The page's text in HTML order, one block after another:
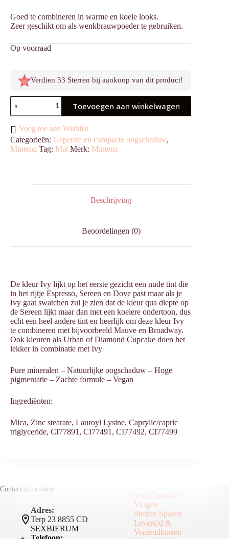
Goed te combineren in warme en koele looks.
Zeer geschikt om als wenkbrauwpoeder te gebruiken.
Op voorraad
Verdien 33 Sterren bij aankoop van dit product!
Oogschaduw
Geperst
Ivy
aantal
Toevoegen aan winkelwagen
Voeg toe aan Wishlist
Categorieën: Geperste en compacte oogschaduw,
Mintenz Tag: Mat Merk: Mintenz
Beschrijving
Beoordelingen (0)
De kleur Ivy lijkt op het eerste gezicht een nude tint die
in het rijtje Espresso, Sereen en Dove past maar als je
Ivy gaat swatchen zul je zien dat de kleur qua diepte op
de Sereen lijkt maar dan met een koelere ondertoon, dus
echt een heel andere tint en heerlijk om deze kleur Ivy
te combineren met bijvoorbeeld Mauve en Broadway.
Ook kleuren als Urban of Diamond Cupcake doen het
lekker in combinatie met Ivy
Pure mineralen – ⁠Natuurlijke oogschaduw – ⁠Hoge
pigmentatie – ⁠Zachte formule – Vegan
Ingrediënten:
Mica, Zinc stearate, Lauroyl Lysine, Caprylic/capric
triglyceride, CI77891, CI77491, CI77492, CI77499
Contact informatie
Adres:
Terp 23 8855 CD
SEXBIERUM
Veel Gestelde
Vragen
Sterren Sparen
Levertijd &
Verzendkosten